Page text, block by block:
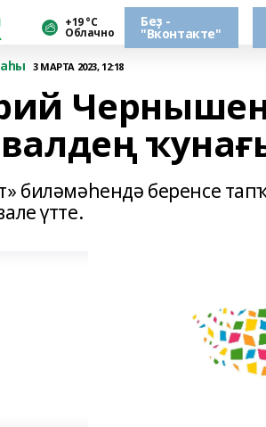
+19 °С
Облачно
Беҙ -
"Вконтакте"
3 МАРТА 2023, 12:18
биләмәһендә беренсе
үтте.